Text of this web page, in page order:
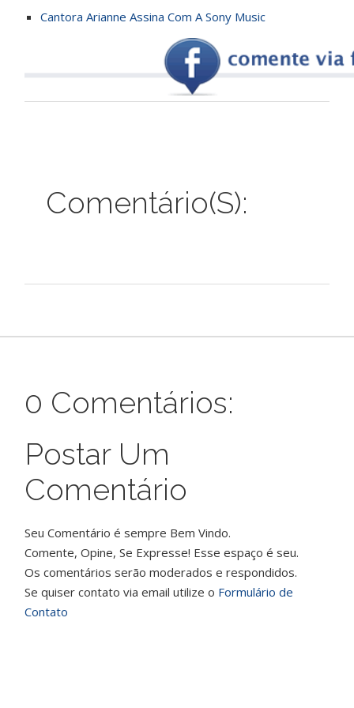
Cantora Arianne Assina Com A Sony Music
Comentário(s):
0 Comentários:
Postar Um
Comentário
Seu Comentário é sempre Bem Vindo.
Comente, Opine, Se Expresse! Esse espaço é seu.
Os comentários serão moderados e respondidos.
Se quiser contato via email utilize o Formulário de
Contato